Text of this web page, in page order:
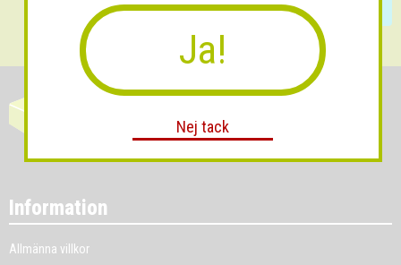
Information
Allmänna villkor
Ja!
Nej tack